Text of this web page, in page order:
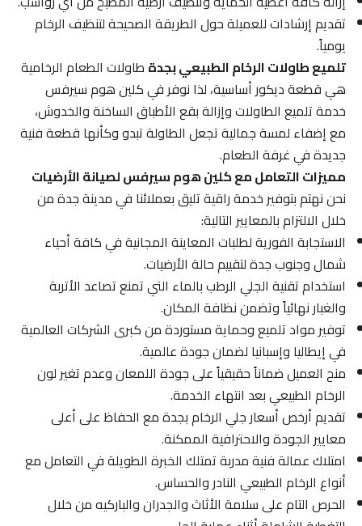
تقديم إرشادات للعميلة حول الطريقة الصحيحة لتنظيف الرخام
يومياً.
تلميع طاولات الرخام الطبيعي بجدةطاولات الطعام الرخامية
هي قطعة ديكور أساسية، لذا نوفر في كلين هوم سيرفس
خدمة تلميع الطاولات وإزالة بقع الأطباق الساخنة والخدوش،
مع إضفاء لمسة جمالية تجعل الطاولة تبدو وكأنها قطعة فنية
جديدة في غرفة الطعام.
مميزات التعامل مع كلين هوم سيرفس لصيانة الأرضيات
نحن نهتم بتوفير خدمة راقية تليق بعملائنا في مدينة جدة من
خلال الالتزام بالمعايير التالية:
الاستجابة الفورية لطلبات المعاينة المجانية في كافة أحياء
شمال وجنوب جدة لتقييم حالة الأرضيات.
استخدام تقنية الجلي الرطب بالماء التي تمنع تصاعد الأتربة
والغبار نهائياً وتضمن نظافة المكان.
توفير مواد تلميع وحماية مستوردة من كبرى الشركات العالمية
في إيطاليا وإسبانيا لضمان جودة عالمية.
منح العميل ضماناً حقيقياً على جودة اللمعان وعدم تغير لون
الرخام الطبيعي بعد انتهاء الخدمة.
تقديم أرخص أسعار جلي الرخام بجدة مع الحفاظ على أعلى
معايير الجودة والاحترافية الممكنة.
امتلاك عمالة فنية مدربة تمتلك الخبرة الطويلة في التعامل مع
أنواع الرخام الطبيعي النادر والحساس.
الحرص التام على سلامة الأثاث والجدران والباركيه من خلال